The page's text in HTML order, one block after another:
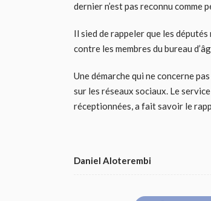
dernier n’est pas reconnu comme
Il sied de rappeler que les
contre les membres du bureau
Une démarche qui ne concerne
sur les réseaux sociaux. Le
réceptionnées, a fait savoir le
Daniel Aloterembi